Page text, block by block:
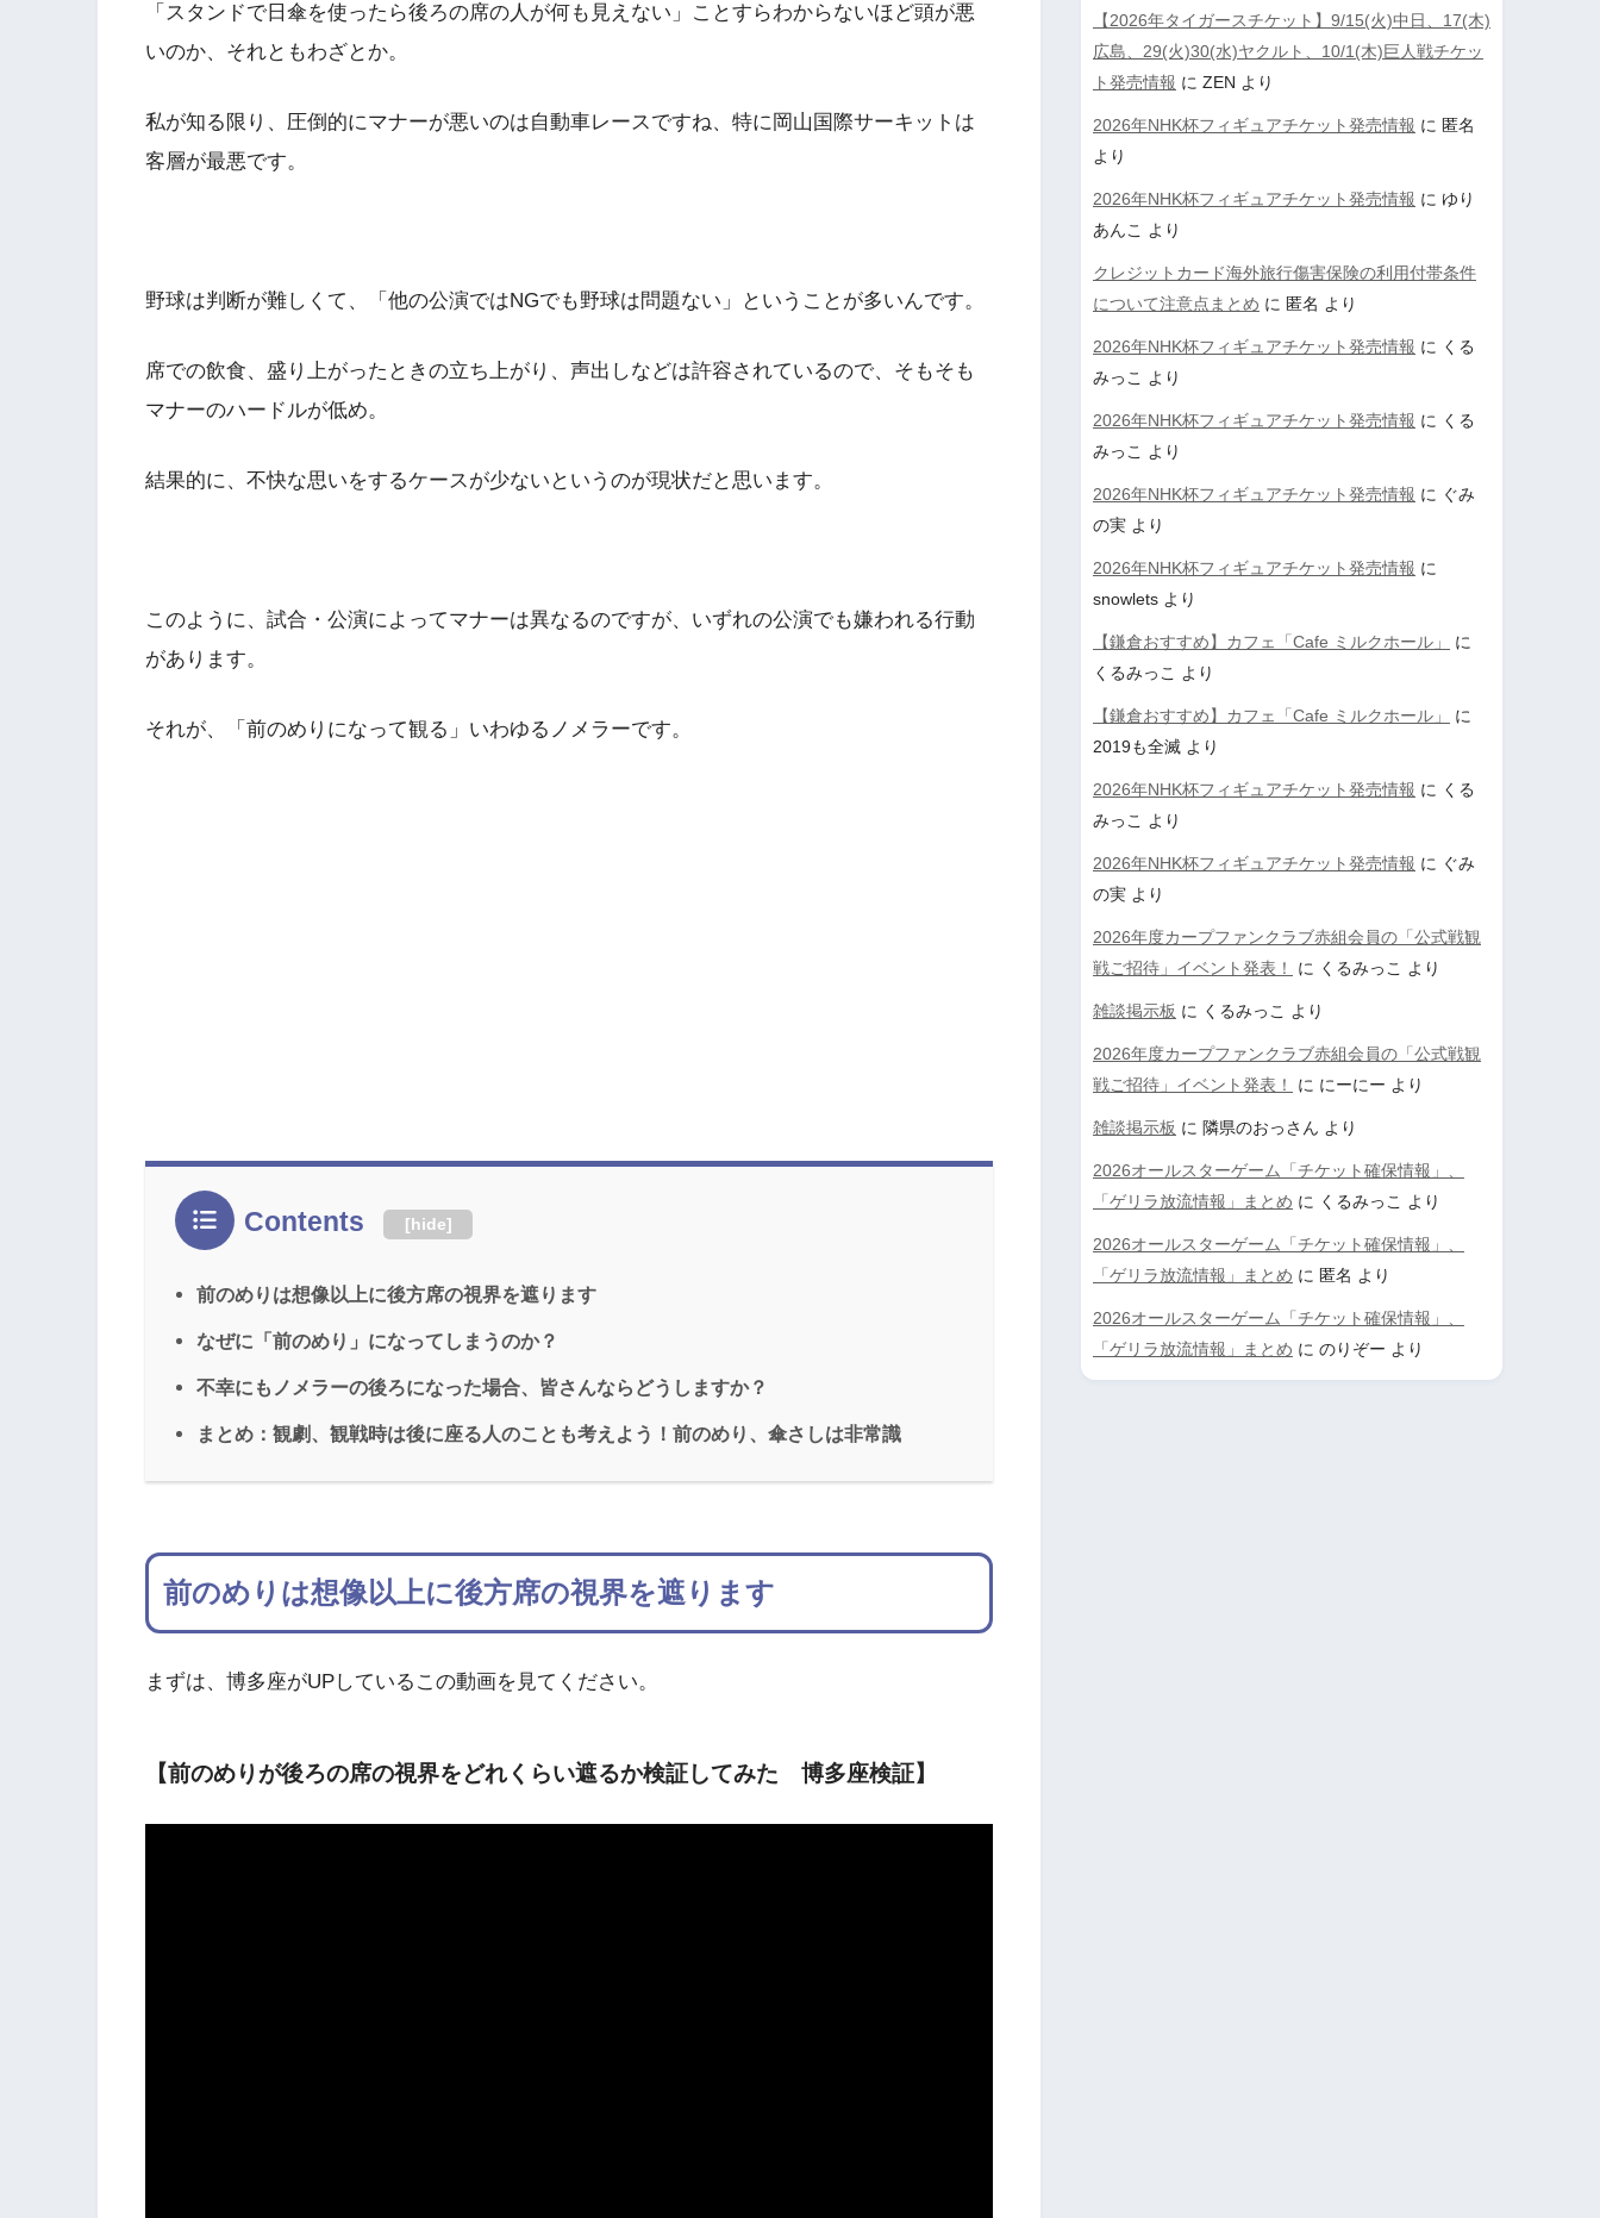
「スタンドで日傘を使ったら後ろの席の人が何も見えない」ことすらわからないほど頭が悪
いのか、それともわざとか。
私が知る限り、圧倒的にマナーが悪いのは自動車レースですね、特に岡山国際サーキットは
客層が最悪です。
野球は判断が難しくて、「他の公演ではNGでも野球は問題ない」ということが多いんです。
席での飲食、盛り上がったときの立ち上がり、声出しなどは許容されているので、そもそも
マナーのハードルが低め。
結果的に、不快な思いをするケースが少ないというのが現状だと思います。
このように、試合・公演によってマナーは異なるのですが、いずれの公演でも嫌われる行動
があります。
それが、「前のめりになって観る」いわゆるノメラーです。
Contents [hide]
前のめりは想像以上に後方席の視界を遮ります
なぜに「前のめり」になってしまうのか？
不幸にもノメラーの後ろになった場合、皆さんならどうしますか？
まとめ：観劇、観戦時は後に座る人のことも考えよう！前のめり、傘さしは非常識
前のめりは想像以上に後方席の視界を遮ります
まずは、博多座がUPしているこの動画を見てください。
【前のめりが後ろの席の視界をどれくらい遮るか検証してみた 博多座検証】
【2026年タイガースチケット】9/15(火)中日、17(木)
広島、29(火)30(水)ヤクルト、10/1(木)巨人戦チケッ
ト発売情報 に ZEN より
2026年NHK杯フィギュアチケット発売情報 に 匿名
より
2026年NHK杯フィギュアチケット発売情報 に ゆり
あんこ より
クレジットカード海外旅行傷害保険の利用付帯条件
について注意点まとめ に 匿名 より
2026年NHK杯フィギュアチケット発売情報 に くる
みっこ より
2026年NHK杯フィギュアチケット発売情報 に くる
みっこ より
2026年NHK杯フィギュアチケット発売情報 に ぐみ
の実 より
2026年NHK杯フィギュアチケット発売情報 に
snowlets より
【鎌倉おすすめ】カフェ「Cafe ミルクホール」
に
くるみっこ より
【鎌倉おすすめ】カフェ「Cafe ミルクホール」
に
2019も全滅 より
2026年NHK杯フィギュアチケット発売情報 に くる
みっこ より
2026年NHK杯フィギュアチケット発売情報 に ぐみ
の実 より
2026年度カープファンクラブ赤組会員の「公式戦観
戦ご招待」イベント発表！
に くるみっこ より
雑談掲示板 に くるみっこ より
2026年度カープファンクラブ赤組会員の「公式戦観
戦ご招待」イベント発表！
に にーにー より
雑談掲示板 に 隣県のおっさん より
2026オールスターゲーム「チケット確保情報」、
「ゲリラ放流情報」まとめ に くるみっこ より
2026オールスターゲーム「チケット確保情報」、
「ゲリラ放流情報」まとめ に 匿名 より
2026オールスターゲーム「チケット確保情報」、
「ゲリラ放流情報」まとめ に のりぞー より